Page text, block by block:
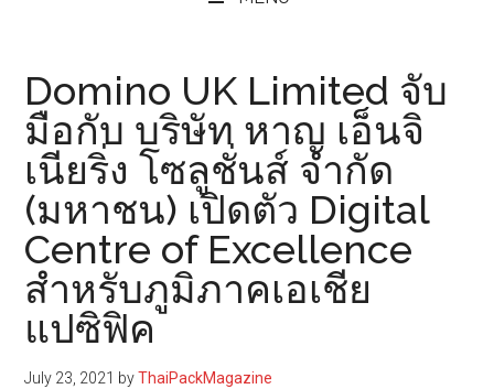
Domino UK Limited จับ
มือกับ บริษัท หาญ เอ็นจิ
เนียริ่ง โซลูชั่นส์ จำกัด
(มหาชน) เปิดตัว Digital
Centre of Excellence
สำหรับภูมิภาคเอเชีย
แปซิฟิค
July 23, 2021 byThaiPackMagazine